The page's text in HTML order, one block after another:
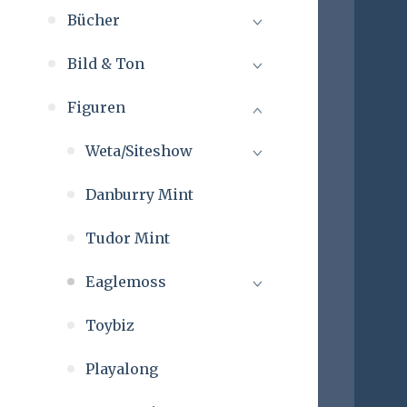
Bücher
Bild & Ton
Figuren
Weta/Siteshow
Weta Lotr
Weta Hobbit
Danburry Mint
Tudor Mint
Eaglemoss
Schachfiguren
Hobbit Figuren
Toybiz
Playalong